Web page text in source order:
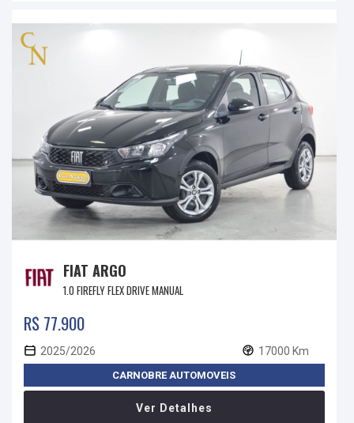
FIAT ARGO
1.0 FIREFLY FLEX DRIVE MANUAL
R$ 77.900
2025/2026 17000 Km
CARNOBRE AUTOMOVEIS
Ver Detalhes